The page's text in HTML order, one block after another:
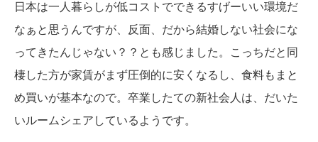
日本は一人暮らしが低コストでできるすげーいい環境だ
なぁと思うんですが、反面、だから結婚しない社会にな
ってきたんじゃない？？とも感じました。こっちだと同
棲した方が家賃がまず圧倒的に安くなるし、食料もまと
め買いが基本なので。卒業したての新社会人は、だいた
いルームシェアしているようです。